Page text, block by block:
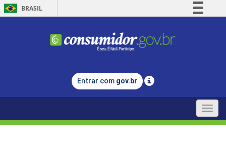
BRASIL
Comunica BR
Legislação
Entrar com gov.br
Toggle